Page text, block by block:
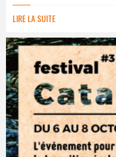
LIRE LA SUITE